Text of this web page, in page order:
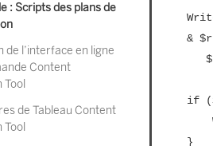
: Scripts des plans de
de l’interface en ligne
Content
de Tableau Content
	Write-Verbose "Running migration plan: $file"
	& $runnerExe $file
		Write-Error "Migration failed. See output or log file for error details.`nPlan: $file" -ErrorAction 'Continue'